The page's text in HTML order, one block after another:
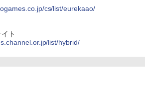
cs/list/eurekaao/
ト
list/hybrid/